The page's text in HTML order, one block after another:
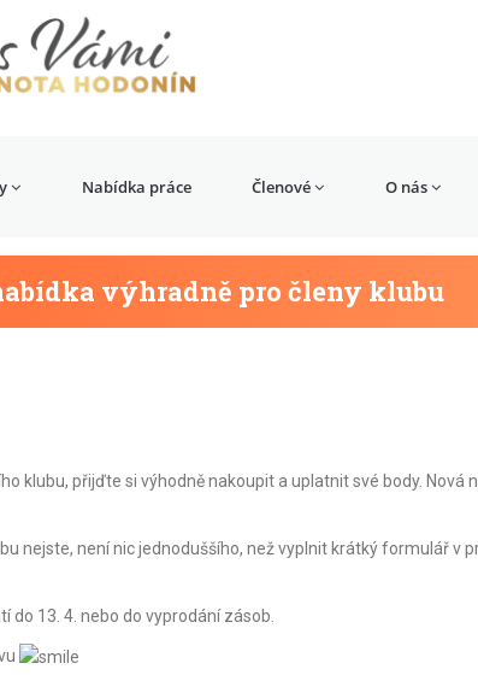
Nabídka práce Členové O nás
výhradně pro členy klubu
klubu, přijďte si výhodně nakoupit a uplatnit své body. Nová
nejste, není nic jednoduššího, než vyplnit krátký formulář v
do 13. 4. nebo do vyprodání zásob.